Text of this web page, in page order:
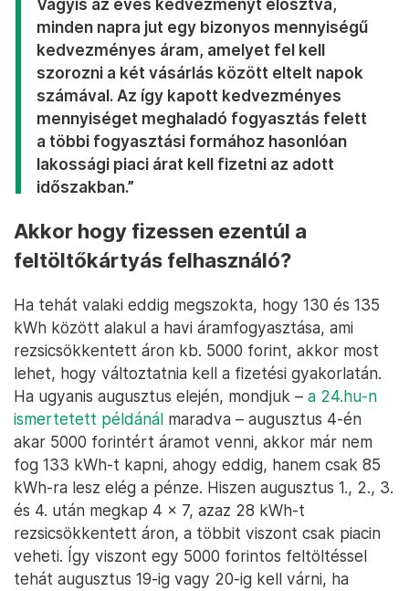
Vagyis az éves kedvezményt elosztva,
minden napra jut egy bizonyos mennyiségű
kedvezményes áram, amelyet fel kell
szorozni a két vásárlás között eltelt napok
számával. Az így kapott kedvezményes
mennyiséget meghaladó fogyasztás felett
a többi fogyasztási formához hasonlóan
lakossági piaci árat kell fizetni az adott
időszakban.”
Akkor hogy fizessen ezentúl a
feltöltőkártyás felhasználó?
Ha tehát valaki eddig megszokta, hogy 130 és 135
kWh között alakul a havi áramfogyasztása, ami
rezsicsökkentett áron kb. 5000 forint, akkor most
lehet, hogy változtatnia kell a fizetési gyakorlatán.
Ha ugyanis augusztus elején, mondjuk – a 24.hu-n
ismertetett példánál maradva – augusztus 4-én
akar 5000 forintért áramot venni, akkor már nem
fog 133 kWh-t kapni, ahogy eddig, hanem csak 85
kWh-ra lesz elég a pénze. Hiszen augusztus 1., 2., 3.
és 4. után megkap 4 x 7, azaz 28 kWh-t
rezsicsökkentett áron, a többit viszont csak piacin
veheti. Így viszont egy 5000 forintos feltöltéssel
tehát augusztus 19-ig vagy 20-ig kell várni, ha